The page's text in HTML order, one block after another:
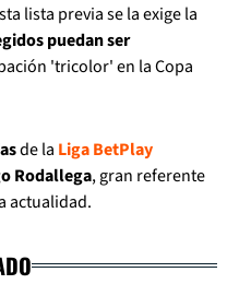
lista previa se la exige la
puedan ser
'tricolor' en la Copa
de la Liga BetPlay
Rodallega, gran referente
actualidad.